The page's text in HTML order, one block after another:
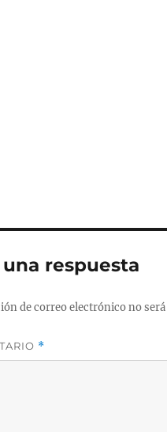
una respuesta
de correo electrónico no
*